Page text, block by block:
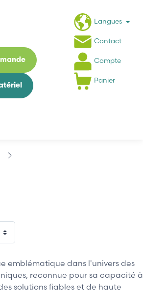
Langues
Contact
Compte
Panier
emblématique dans l'univers des
reconnue pour sa capacité à
solutions fiables et de haute